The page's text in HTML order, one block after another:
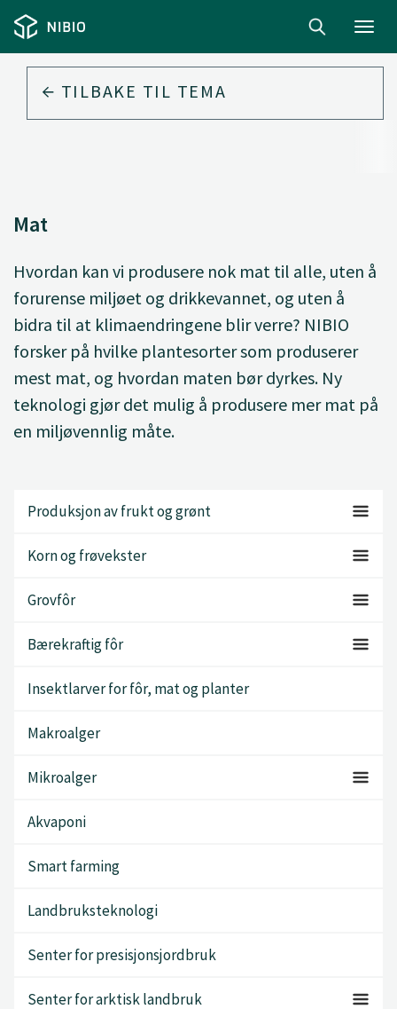
TILBAKE TIL TEMA
Mat
Hvordan kan vi produsere nok mat til alle, uten å
forurense miljøet og drikkevannet, og uten å
bidra til at klimaendringene blir verre? NIBIO
forsker på hvilke plantesorter som produserer
mest mat, og hvordan maten bør dyrkes. Ny
teknologi gjør det mulig å produsere mer mat på
en miljøvennlig måte.
Produksjon av frukt og grønt
Korn og frøvekster
Grovfôr
Bærekraftig fôr
Insektlarver for fôr, mat og planter
Makroalger
Mikroalger
Akvaponi
Smart farming
Landbruksteknologi
Senter for presisjonsjordbruk
Senter for arktisk landbruk